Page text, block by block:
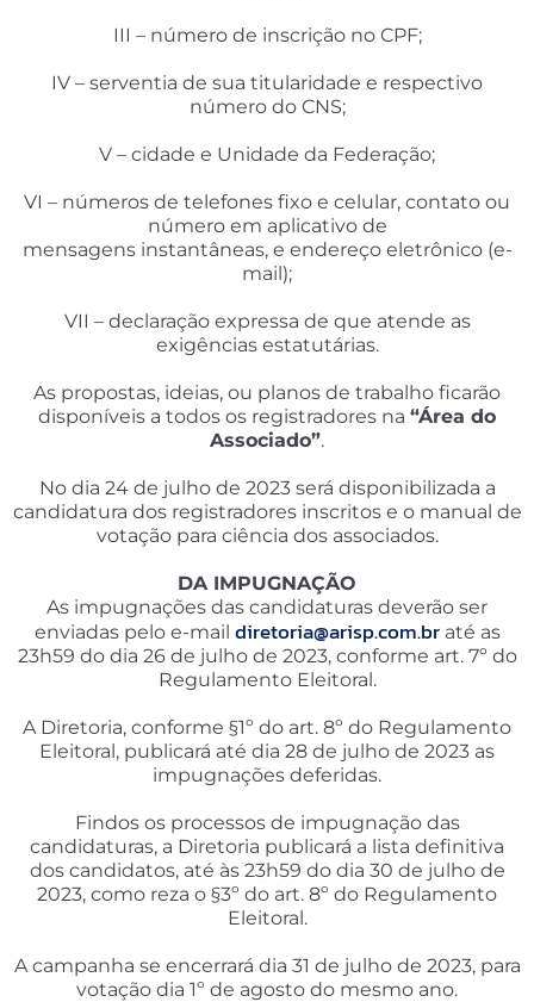
III – número de inscrição no CPF;
IV – serventia de sua titularidade e respectivo
número do CNS;
V – cidade e Unidade da Federação;
VI – números de telefones fixo e celular, contato ou
número em aplicativo de
mensagens instantâneas, e endereço eletrônico (e-
mail);
VII – declaração expressa de que atende as
exigências estatutárias.
As propostas, ideias, ou planos de trabalho ficarão
disponíveis a todos os registradores na “Área do
Associado”.
No dia 24 de julho de 2023 será disponibilizada a
candidatura dos registradores inscritos e o manual de
votação para ciência dos associados.
DA IMPUGNAÇÃO
As impugnações das candidaturas deverão ser
enviadas pelo e-mail diretoria@arisp.com.braté as
23h59 do dia 26 de julho de 2023, conforme art. 7º do
Regulamento Eleitoral.
A Diretoria, conforme §1º do art. 8º do Regulamento
Eleitoral, publicará até dia 28 de julho de 2023 as
impugnações deferidas.
Findos os processos de impugnação das
candidaturas, a Diretoria publicará a lista definitiva
dos candidatos, até às 23h59 do dia 30 de julho de
2023, como reza o §3º do art. 8º do Regulamento
Eleitoral.
A campanha se encerrará dia 31 de julho de 2023, para
votação dia 1º de agosto do mesmo ano.